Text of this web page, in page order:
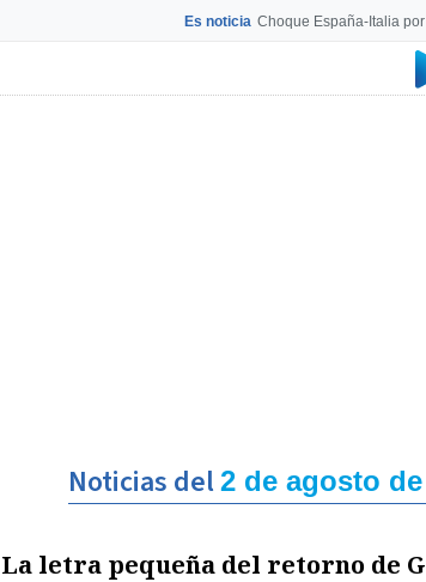
Es noticia Choque España-Italia
Noticias del2 de agosto de
La letra pequeña del retorno de